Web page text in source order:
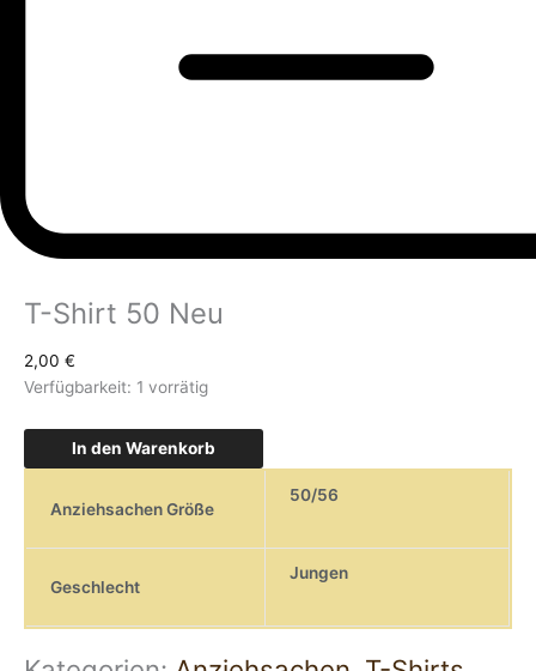
T-Shirt 50 Neu
2,00 €
Verfügbarkeit: 1 vorrätig
In den Warenkorb
Anziehsachen Größe
50/56
Geschlecht
Jungen